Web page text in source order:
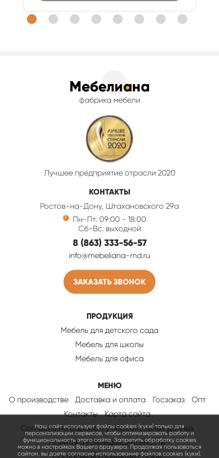
фабрика мебели
Лучшее предприятие отрасли 2020
КОНТАКТЫ
Ростов-на-Дону, Штахановского 29а
Пн-Пт: 09:00 - 18:00
Сб-Вс: выходной
8 (863) 333-56-57
info@mebeliana-rnd.ru
ЗАКАЗАТЬ ЗВОНОК
ПРОДУКЦИЯ
Мебель для детского сада
Мебель для школы
Мебель для офиса
МЕНЮ
О производстве
Доставка и оплата Госзаказ
Опт
Контакты
Карта сайта
Согласие на обработку персональных данных
Политика конфиденциальности
Наш сайт использует файлы cookies (куки) только для
персонализации сервисов, чтобы оптимизировать работу и
функциональность этого сайта. Запретить обработку cookies
можно в настройках Вашего браузера. Продолжая пользоваться
сайтом, вы даете согласие использование файлов cookies (куки).